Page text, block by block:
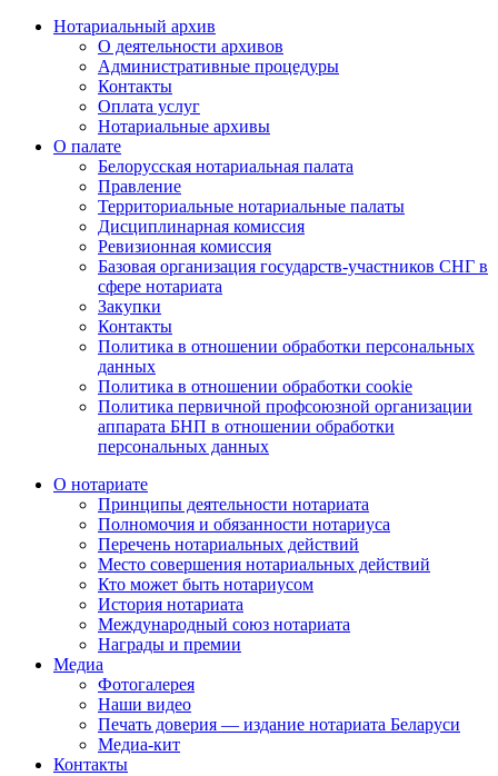
Нотариальный архив
О деятельности архивов
Административные процедуры
Контакты
Оплата услуг
Нотариальные архивы
О палате
Белорусская нотариальная палата
Правление
Территориальные нотариальные палаты
Дисциплинарная комиссия
Ревизионная комиссия
Базовая организация государств-участников СНГ в
сфере нотариата
Закупки
Контакты
Политика в отношении обработки персональных
данных
Политика в отношении обработки cookie
Политика первичной профсоюзной организации
аппарата БНП в отношении обработки
персональных данных
О нотариате
Принципы деятельности нотариата
Полномочия и обязанности нотариуса
Перечень нотариальных действий
Место совершения нотариальных действий
Кто может быть нотариусом
История нотариата
Международный союз нотариата
Награды и премии
Медиа
Фотогалерея
Наши видео
Печать доверия — издание нотариата Беларуси
Медиа-кит
Контакты